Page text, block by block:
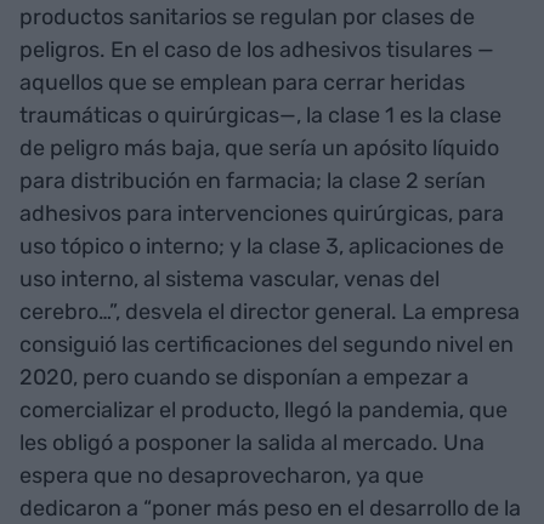
productos sanitarios se regulan por clases de
peligros. En el caso de los adhesivos tisulares —
aquellos que se emplean para cerrar heridas
traumáticas o quirúrgicas—, la clase 1 es la clase
de peligro más baja, que sería un apósito líquido
para distribución en farmacia; la clase 2 serían
adhesivos para intervenciones quirúrgicas, para
uso tópico o interno; y la clase 3, aplicaciones de
uso interno, al sistema vascular, venas del
cerebro…”, desvela el director general. La empresa
consiguió las certificaciones del segundo nivel en
2020, pero cuando se disponían a empezar a
comercializar el producto, llegó la pandemia, que
les obligó a posponer la salida al mercado. Una
espera que no desaprovecharon, ya que
dedicaron a “poner más peso en el desarrollo de la